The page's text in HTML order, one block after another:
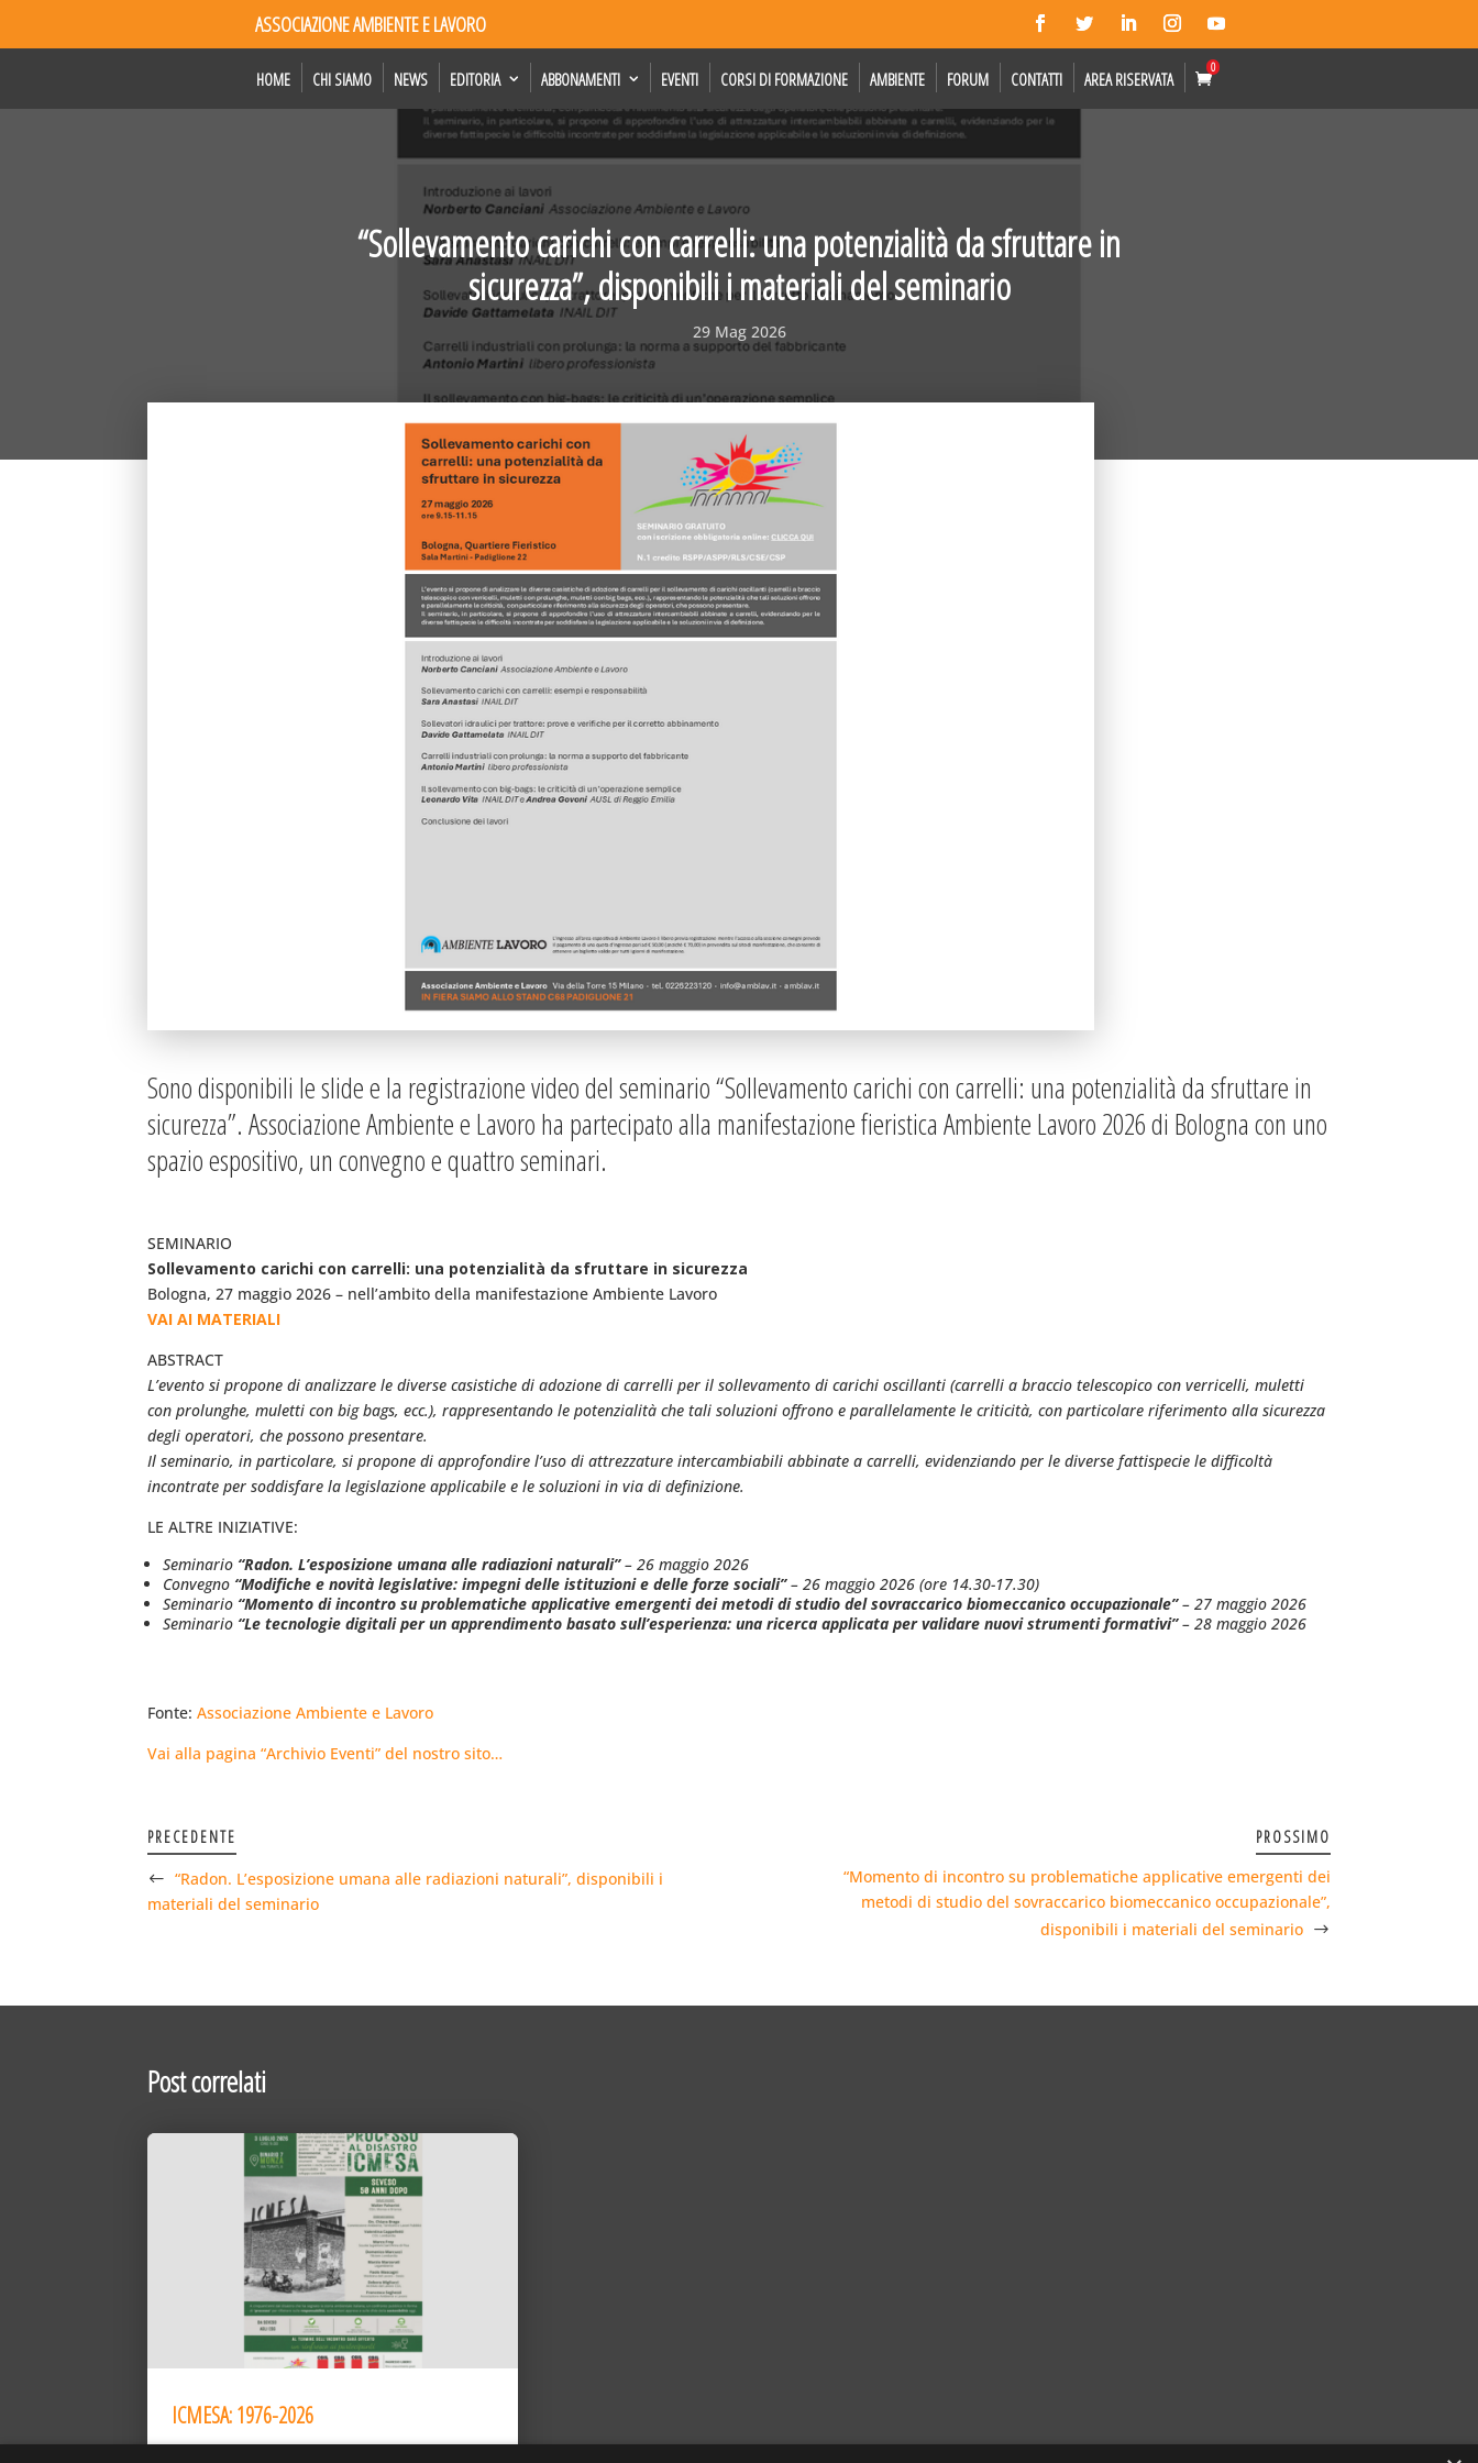
ASSOCIAZIONE AMBIENTE E LAVORO
HOME CHI SIAMO NEWS EDITORIA ABBONAMENTI EVENTI CORSI DI FORMAZIONE AMBIENTE FORUM CONTATTI AREA RISERVATA
0
“Sollevamento carichi con carrelli: una potenzialità da sfruttare in
sicurezza”, disponibili i materiali del seminario
29 Mag 2026
Sono disponibili le slide e la registrazione video del seminario “Sollevamento carichi con carrelli: una potenzialità da sfruttare in
sicurezza”. Associazione Ambiente e Lavoro ha partecipato alla manifestazione fieristica Ambiente Lavoro 2026 di Bologna con uno
spazio espositivo, un convegno e quattro seminari.
SEMINARIO
Sollevamento carichi con carrelli: una potenzialità da sfruttare in sicurezza
Bologna, 27 maggio 2026 – nell’ambito della manifestazione Ambiente Lavoro
VAI AI MATERIALI
ABSTRACT
L’evento si propone di analizzare le diverse casistiche di adozione di carrelli per il sollevamento di carichi oscillanti (carrelli a braccio telescopico con verricelli, muletti
con prolunghe, muletti con big bags, ecc.), rappresentando le potenzialità che tali soluzioni offrono e parallelamente le criticità, con particolare riferimento alla sicurezza
degli operatori, che possono presentare.
Il seminario, in particolare, si propone di approfondire l’uso di attrezzature intercambiabili abbinate a carrelli, evidenziando per le diverse fattispecie le difficoltà
incontrate per soddisfare la legislazione applicabile e le soluzioni in via di definizione.
LE ALTRE INIZIATIVE:
Seminario “Radon. L’esposizione umana alle radiazioni naturali”– 26 maggio 2026
Convegno “Modifiche e novità legislative: impegni delle istituzioni e delle forze sociali”– 26 maggio 2026 (ore 14.30-17.30)
Seminario “Momento di incontro su problematiche applicative emergenti dei metodi di studio del sovraccarico biomeccanico occupazionale”– 27 maggio 2026
Seminario “Le tecnologie digitali per un apprendimento basato sull’esperienza: una ricerca applicata per validare nuovi strumenti formativi”– 28 maggio 2026
Fonte:Associazione Ambiente e Lavoro
Vai alla pagina “Archivio Eventi” del nostro sito…
PRECEDENTE
“Radon. L’esposizione umana alle radiazioni naturali”, disponibili i
materiali del seminario
PROSSIMO
“Momento di incontro su problematiche applicative emergenti dei
metodi di studio del sovraccarico biomeccanico occupazionale”,
disponibili i materiali del seminario
Post correlati
ICMESA: 1976-2026
10 Lug 2026